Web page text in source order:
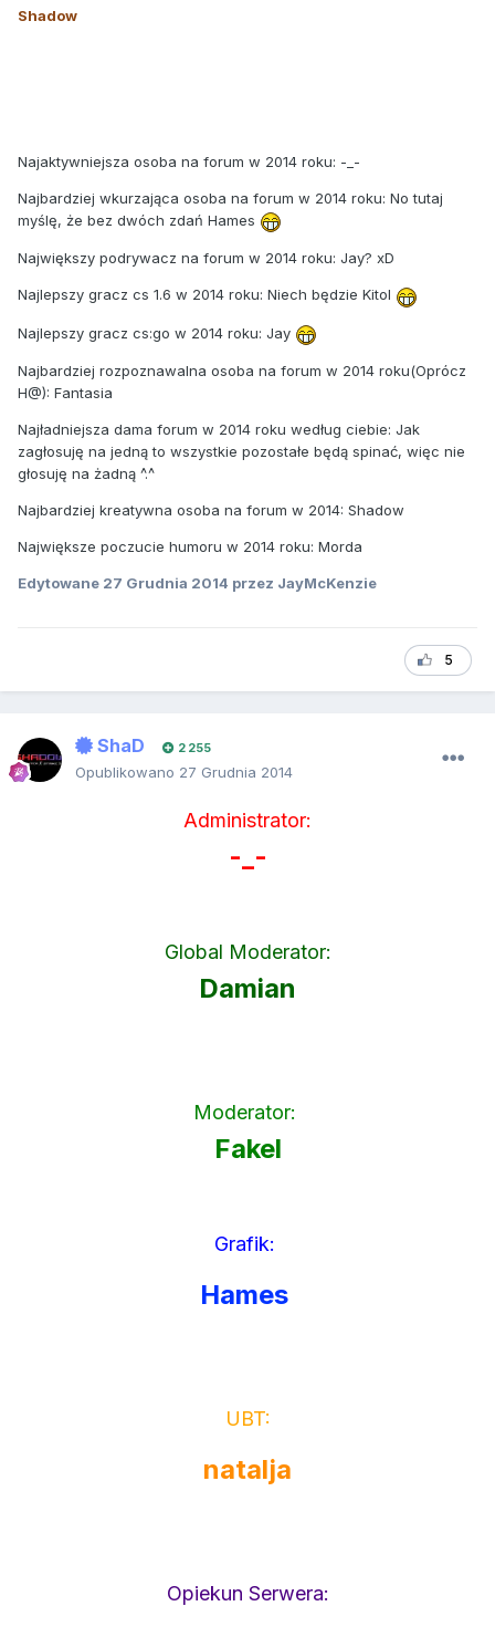
Shadow
Najaktywniejsza osoba na forum w 2014 roku: -_-
Najbardziej wkurzająca osoba na forum w 2014 roku: No tutaj
myślę, że bez dwóch zdań Hames
Największy podrywacz na forum w 2014 roku: Jay? xD
Najlepszy gracz cs 1.6 w 2014 roku: Niech będzie Kitol
Najlepszy gracz cs:go w 2014 roku: Jay
Najbardziej rozpoznawalna osoba na forum w 2014 roku(Oprócz
H@): Fantasia
Najładniejsza dama forum w 2014 roku według ciebie: Jak
zagłosuję na jedną to wszystkie pozostałe będą spinać, więc nie
głosuję na żadną ^.^
Najbardziej kreatywna osoba na forum w 2014: Shadow
Największe poczucie humoru w 2014 roku: Morda
Edytowane 27 Grudnia 2014 przez JayMcKenzie
5
ShaD 2 255
Opublikowano 27 Grudnia 2014
Administrator:
-_-
Global Moderator:
Damian
Moderator:
Fakel
Grafik:
Hames
UBT:
natalja
Opiekun Serwera: